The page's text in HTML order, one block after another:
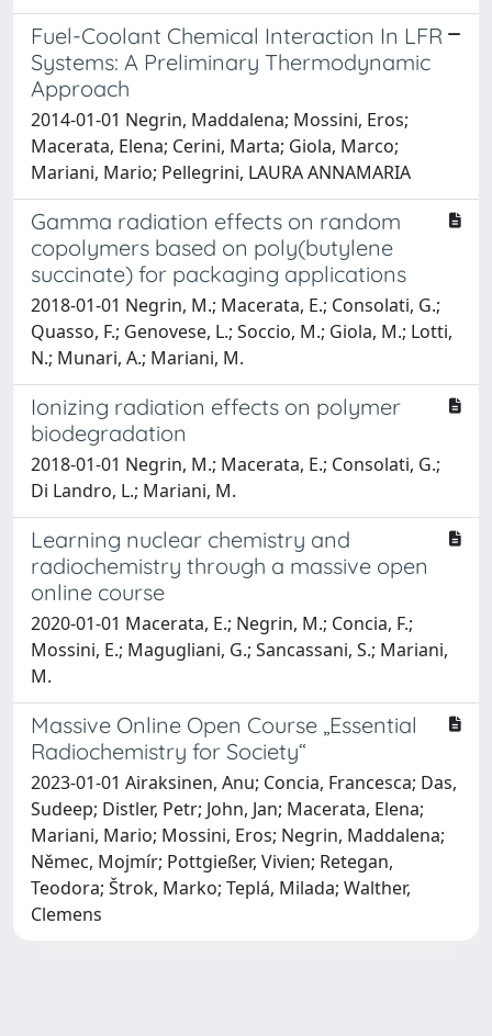
Fuel-Coolant Chemical Interaction In LFR
Systems: A Preliminary Thermodynamic
Approach
2014-01-01 Negrin, Maddalena; Mossini, Eros;
Macerata, Elena; Cerini, Marta; Giola, Marco;
Mariani, Mario; Pellegrini, LAURA ANNAMARIA
Gamma radiation effects on random
copolymers based on poly(butylene
succinate) for packaging applications
2018-01-01 Negrin, M.; Macerata, E.; Consolati, G.;
Quasso, F.; Genovese, L.; Soccio, M.; Giola, M.; Lotti,
N.; Munari, A.; Mariani, M.
Ionizing radiation effects on polymer
biodegradation
2018-01-01 Negrin, M.; Macerata, E.; Consolati, G.;
Di Landro, L.; Mariani, M.
Learning nuclear chemistry and
radiochemistry through a massive open
online course
2020-01-01 Macerata, E.; Negrin, M.; Concia, F.;
Mossini, E.; Magugliani, G.; Sancassani, S.; Mariani,
M.
Massive Online Open Course „Essential
Radiochemistry for Society“
2023-01-01 Airaksinen, Anu; Concia, Francesca; Das,
Sudeep; Distler, Petr; John, Jan; Macerata, Elena;
Mariani, Mario; Mossini, Eros; Negrin, Maddalena;
Němec, Mojmír; Pottgießer, Vivien; Retegan,
Teodora; Štrok, Marko; Teplá, Milada; Walther,
Clemens